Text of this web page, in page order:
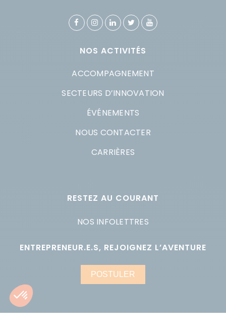
NOS ACTIVITÉS
ACCOMPAGNEMENT
SECTEURS D’INNOVATION
ÉVÉNEMENTS
NOUS CONTACTER
CARRIÈRES
RESTEZ AU COURANT
NOS INFOLETTRES
ENTREPRENEUR.E.S, REJOIGNEZ L’AVENTURE
POSTULER